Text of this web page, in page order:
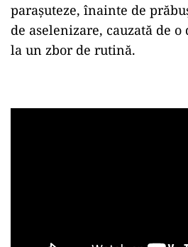
paraşuteze, înainte de
de aselenizare, cauzată de
la un zbor de rutină.